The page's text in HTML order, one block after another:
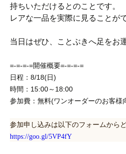
持ちいただけるとのことです。
レアな一品を実際に見ることが
当日はぜひ、ことぶきへ足をお
=-=-=-=開催概要=-=-=-=
日程：8/18(日)
時間：15:00～18:00
参加費：無料(ワンオーダーのお客様
参加申し込みは以下のフォームから
https://goo.gl/5VP4fY